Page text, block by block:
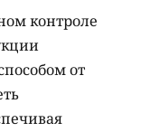
контроле
от